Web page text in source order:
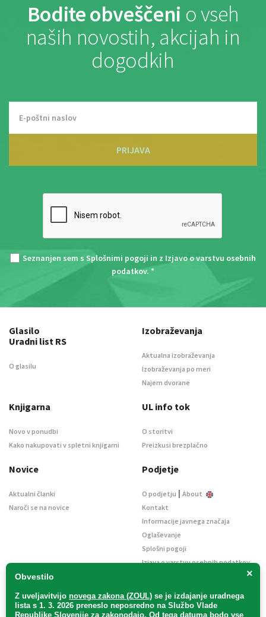
Bodite obveščeni o vseh
naših novostih, akcijah in
dogodkih
PRIJAVA
Seznanjen sem s Splošnimi pogoji in z Izjavo o varstvu osebnih
podatkov. *
×
Obvestilo
Z uveljavitvijo novega zakona (ZOUL) se je izdajanje uradnega
lista s 1. 3. 2026 preneslo neposredno na Službo Vlade
Republike Slovenije za zakonodajo. Od tega datuma bodo vse
Glasilo
Uradni list RS
O glasilu
Izobraževanja
Aktualna izobraževanja
Izobraževanja po meri
Najem dvorane
Knjigarna
Novo v ponudbi
Kako nakupovati v spletni knjigarni
UL info tok
O storitvi
Preizkusi brezplačno
Novice
Aktualni članki
Naroči se na novice
Podjetje
O podjetju | About
Kontakt
Informacije javnega značaja
Oglaševanje
Splošni pogoji
Izjava o varstvu osebnih podatkov